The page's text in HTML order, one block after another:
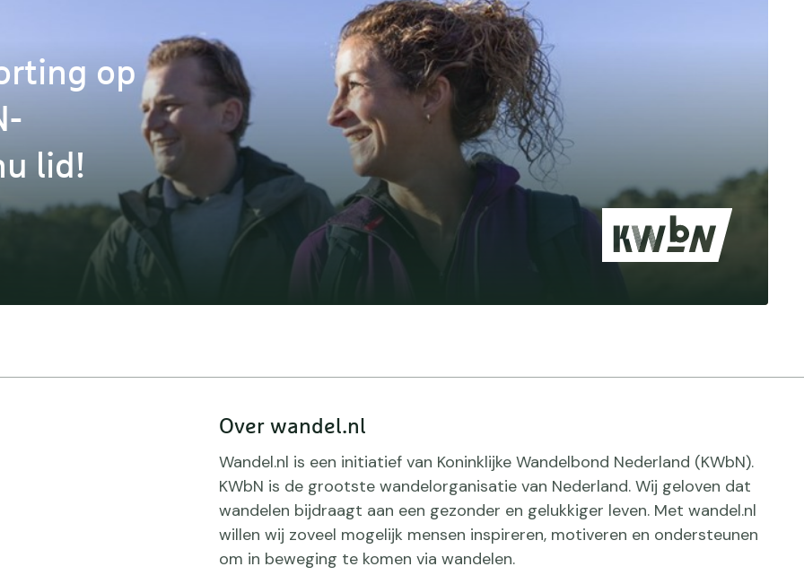
op
lid!
Over wandel.nl
Wandel.nl is een initiatief van Koninklijke Wandelbond Nederland (KWbN).
KWbN is de grootste wandelorganisatie van Nederland. Wij geloven dat
wandelen bijdraagt aan een gezonder en gelukkiger leven. Met wandel.nl
willen wij zoveel mogelijk mensen inspireren, motiveren en ondersteunen
om in beweging te komen via wandelen.